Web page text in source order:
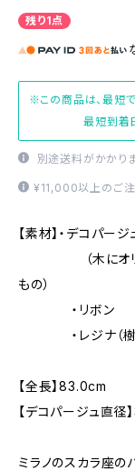
残り1点
※この商品は、最短
最短到着
別途送料がかかり
¥11,000以上のご注
【素材】・デコパージ
（木にオリジナ
もの）
・リボン
・レジナ（樹
【全長】83.0cm
【デコパージュ直径
ミラノのスカラ座の